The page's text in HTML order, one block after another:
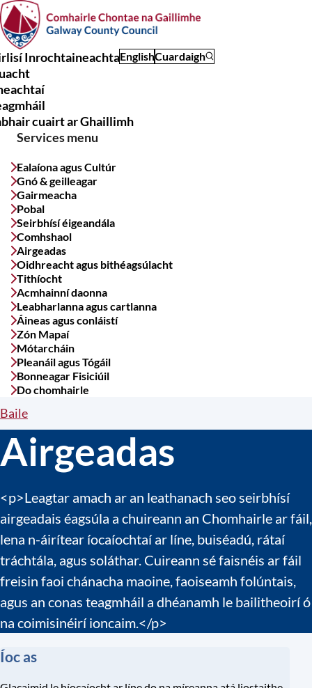
Skip
to
main
content
InrochtaineachtaEnglishCuardaigh
Main
navigation
cuairt ar Ghaillimh
Services menu
Ealaíona agus Cultúr
Gnó & geilleagar
Gairmeacha
Pobal
Seirbhísí éigeandála
Comhshaol
Airgeadas
Oidhreacht agus bithéagsúlacht
Tithíocht
Acmhainní daonna
Leabharlanna agus cartlanna
Áineas agus conláistí
Zón Mapaí
Mótarcháin
Pleanáil agus Tógáil
Bonneagar Fisiciúil
Do chomhairle
Breadcrumbs
Baile
Airgeadas
<p>Leagtar amach ar an leathanach seo seirbhísí
airgeadais éagsúla a chuireann an Chomhairle ar fáil,
lena n-áirítear íocaíochtaí ar líne, buiséadú, rátaí
tráchtála, agus soláthar. Cuireann sé faisnéis ar fáil
freisin faoi chánacha maoine, faoiseamh folúntais,
agus an conas teagmháil a dhéanamh le bailitheoirí ó
na coimisinéirí ioncaim.</p>
Services
Íoc as